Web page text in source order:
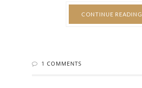
CONTINUE READING
1 COMMENTS